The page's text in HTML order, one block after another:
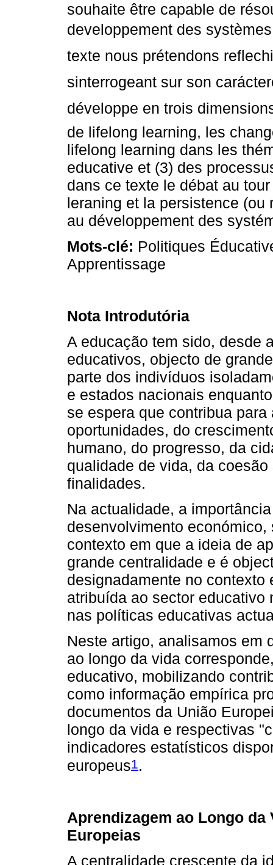
souhaite être capable de
developpement des
texte nous prétendons
sinterrogeant sur son
développe en trois
de lifelong learning, les
lifelong learning dans les
educative et (3) des
dans ce texte le débat au
leraning et la persistence
au développement des
Mots-clé: Politiques
Apprentissage
Nota Introdutória
A educação tem sido, desde
educativos, objecto de
parte dos indivíduos
e estados nacionais
se espera que contribua
oportunidades, do
humano, do progresso, da
qualidade de vida, da
finalidades.
Na actualidade, a
desenvolvimento
contexto em que a ideia de
grande centralidade e é
designadamente no contexto
atribuída ao sector educativo
nas políticas educativas
Neste artigo, analisamos em
ao longo da vida
educativo, mobilizando
como informação empírica
documentos da União
longo da vida e respectivas
indicadores estatísticos
europeus1 .
Aprendizagem ao Longo
Europeias
A centralidade crescente da